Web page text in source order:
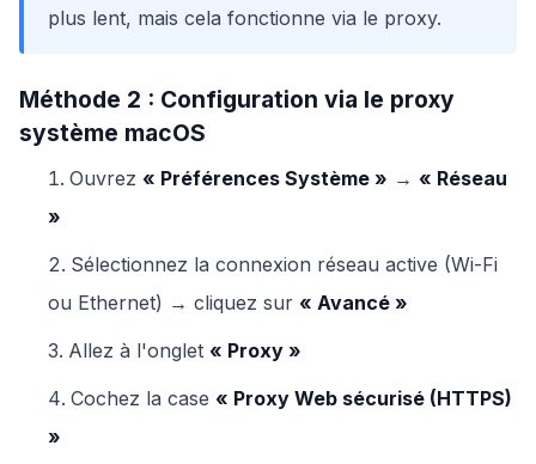
plus lent, mais cela fonctionne via le proxy.
Méthode 2 : Configuration via le proxy
système macOS
Ouvrez « Préférences Système » → « Réseau
»
Sélectionnez la connexion réseau active (Wi-Fi
ou Ethernet) → cliquez sur « Avancé »
Allez à l'onglet « Proxy »
Cochez la case « Proxy Web sécurisé (HTTPS)
»